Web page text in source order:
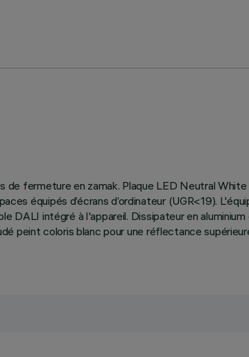
de fermeture en zamak. Plaque LED Neutral
équipés d’écrans d’ordinateur (UGR<19).
intégré à l'appareil. Dissipateur en
peint coloris blanc pour une réflectance